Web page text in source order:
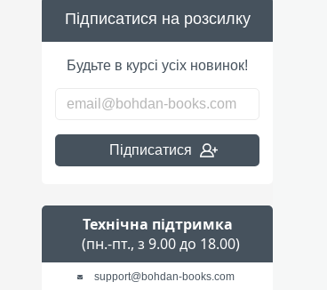
Підписатися на розсилку
Будьте в курсі усіх новинок!
Підписатися
Технічна підтримка
(пн.-пт., з 9.00 до 18.00)
support@bohdan-books.com